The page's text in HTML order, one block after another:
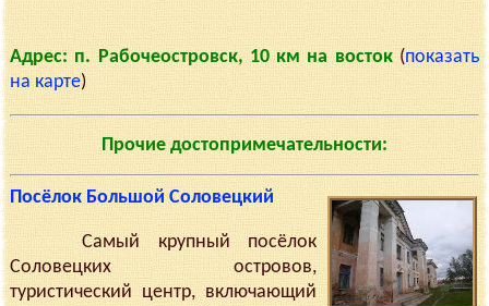
Адрес: п. Рабочеостровск, 10 км на восток(показать
на карте)
Прочие достопримечательности:
Посёлок Большой Соловецкий
Самый крупный посёлок
Соловецких островов,
туристический центр, включающий